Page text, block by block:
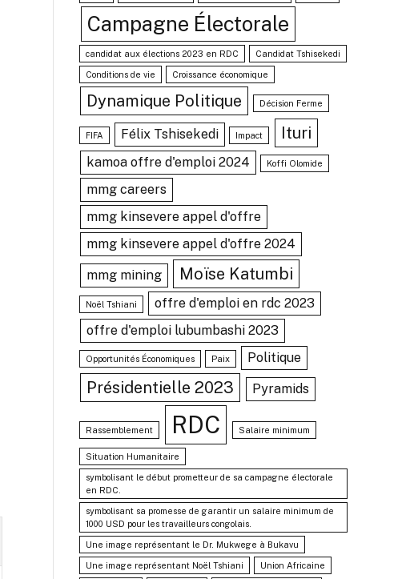
Campagne Électorale
candidat aux élections 2023 en RDC Candidat Tshisekedi
Conditions de vie Croissance économique
Dynamique Politique Décision Ferme
FIFA Félix Tshisekedi Impact Ituri
kamoa offre d'emploi 2024 Koffi Olomide
mmg careers
mmg kinsevere appel d'offre
mmg kinsevere appel d'offre 2024
mmg mining Moïse Katumbi
Noël Tshiani
offre d'emploi en rdc 2023
offre d'emploi lubumbashi 2023
Opportunités Économiques Paix Politique
Présidentielle 2023 Pyramids
Rassemblement RDC Salaire minimum
Situation Humanitaire
symbolisant le début prometteur de sa campagne électorale
en RDC.
symbolisant sa promesse de garantir un salaire minimum de
1000 USD pour les travailleurs congolais.
Une image représentant le Dr. Mukwege à Bukavu
Une image représentant Noël Tshiani Union Africaine